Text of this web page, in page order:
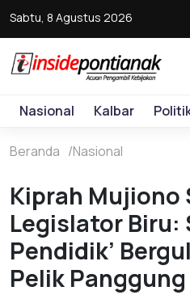
Sabtu, 8 Agustus 2026
Nasional Kalbar
Beranda Nasional
Kiprah Mujiono
Legislator Biru:
Pendidik’
Pelik